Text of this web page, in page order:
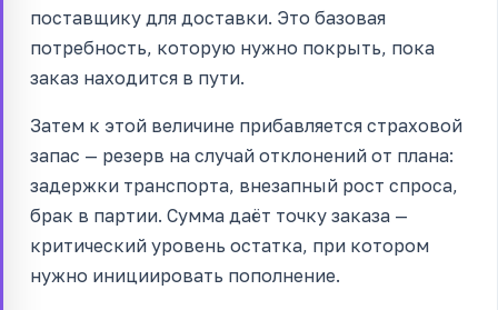
поставщику для доставки. Это базовая
потребность, которую нужно покрыть, пока
заказ находится в пути.
Затем к этой величине прибавляется страховой
запас — резерв на случай отклонений от плана:
задержки транспорта, внезапный рост спроса,
брак в партии. Сумма даёт точку заказа —
критический уровень остатка, при котором
нужно инициировать пополнение.